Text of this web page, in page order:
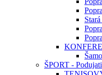
ŠPORT -